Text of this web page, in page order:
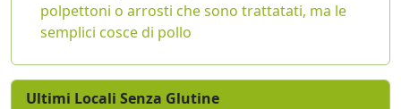
polpettoni o arrosti che sono trattatati, ma le
semplici cosce di pollo
Ultimi Locali Senza Glutine